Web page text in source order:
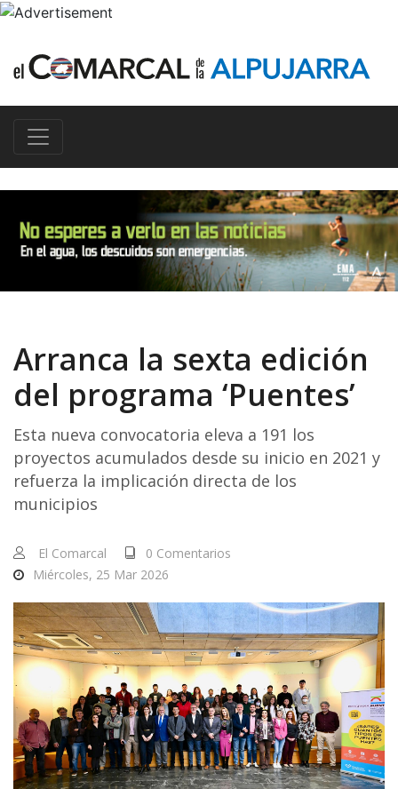
Arranca la sexta edición
del programa ‘Puentes’
Esta nueva convocatoria eleva a 191 los
proyectos acumulados desde su inicio en 2021 y
refuerza la implicación directa de los
municipios
El Comarcal
0 Comentarios
Miércoles, 25 Mar 2026